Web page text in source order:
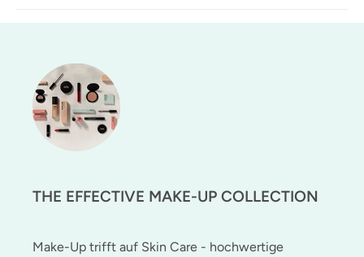
THE EFFECTIVE MAKE-UP COLLECTION
Make-Up trifft auf Skin Care - hochwertige